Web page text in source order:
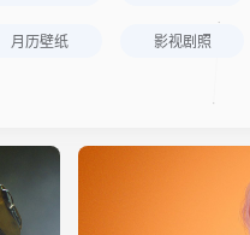
月历壁纸 影视剧照